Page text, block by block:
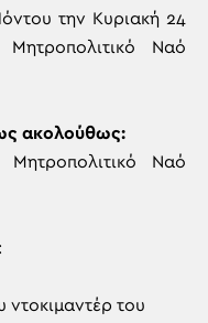
την Κυριακή 24
Ναό
ακολούθως:
Ναό
του